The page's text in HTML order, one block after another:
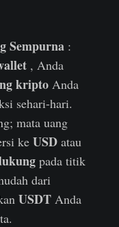
Sempurna:
, Anda
kriptoAnda
sehari-hari.
mata uang
ke USDatau
pada titik
dari
USDTAnda